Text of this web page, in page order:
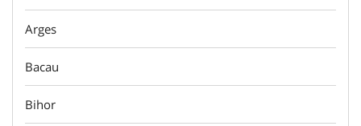
Arges
Bacau
Bihor